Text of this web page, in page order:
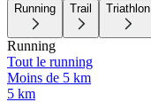
Running Trail Triathlon
Running
Tout le running
Moins de 5 km
5 km